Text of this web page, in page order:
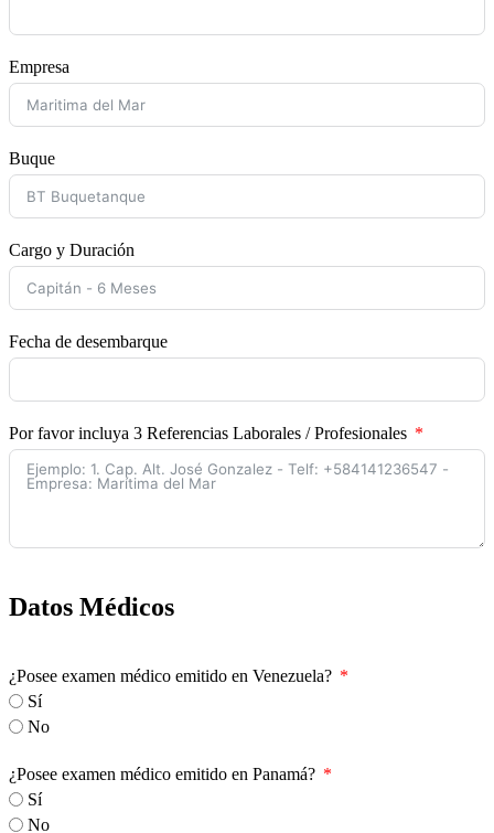
Empresa
Buque
Cargo y Duración
Fecha de desembarque
Por favor incluya 3 Referencias Laborales / Profesionales
Datos Médicos
¿Posee examen médico emitido en Venezuela?
Sí
No
¿Posee examen médico emitido en Panamá?
Sí
No